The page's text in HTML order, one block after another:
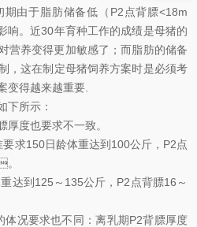
由于脂肪储备低（P2点背膘<18m
响。近30年育种工作的成绩是母猪的
营养变得更加敏感了；而脂肪的储备
，这在制定母猪饲养方案时是必须考
变得越来越重要.
示：
也要求不一致。
150日龄体重达到100公斤，P2点
125～135公斤，P2点背膘16～
要求也不同：离乳期P2背膘厚度